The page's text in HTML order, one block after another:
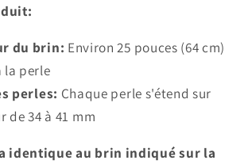
du brin: Environ 25 pouces (64 cm)
la perle
perles: Chaque perle s'étend sur
de 34 à 41 mm
identique au brin indiqué sur la